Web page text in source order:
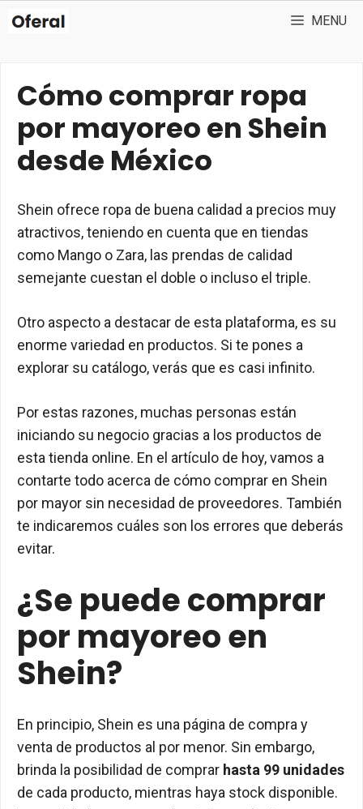
Saltar
MENU
Cómo comprar ropa
por mayoreo en Shein
desde México
Shein ofrece ropa de buena calidad a precios muy
atractivos, teniendo en cuenta que en tiendas
como Mango o Zara, las prendas de calidad
semejante cuestan el doble o incluso el triple.
Otro aspecto a destacar de esta plataforma, es su
enorme variedad en productos. Si te pones a
explorar su catálogo, verás que es casi infinito.
Por estas razones, muchas personas están
iniciando su negocio gracias a los productos de
esta tienda online. En el artículo de hoy, vamos a
contarte todo acerca de cómo comprar en Shein
por mayor sin necesidad de proveedores. También
te indicaremos cuáles son los errores que deberás
evitar.
¿Se puede comprar
por mayoreo en
Shein?
En principio, Shein es una página de compra y
venta de productos al por menor. Sin embargo,
brinda la posibilidad de comprar hasta 99 unidades
de cada producto, mientras haya stock disponible.